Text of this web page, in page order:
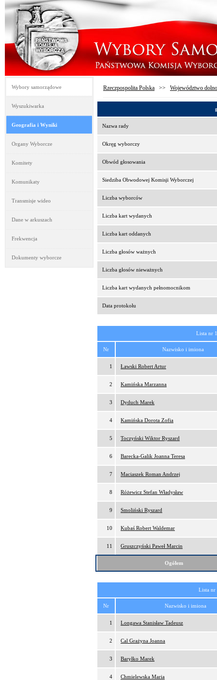
Wybory samorządowe
Wyszukiwarka
Geografia i Wyniki
Organy Wyborcze
Komitety
Komunikaty
Transmisje wideo
Dane w arkuszach
Frekwencja
Dokumenty wyborcze
Rzeczpospolita Polska >> Województwo
Nazwa rady
Okręg wyborczy
Obwód głosowania
Siedziba Obwodowej Komisji Wyborczej
Liczba wyborców
Liczba kart wydanych
Liczba kart oddanych
Liczba głosów ważnych
Liczba głosów nieważnych
Liczba kart wydanych pełnomocnikom
Data protokołu
Lista nr
Nr Nazwisko i imiona
1 Ławski Robert Artur
2 Kamińska Marzanna
3 Dyduch Marek
4 Kamińska Dorota Zofia
5 Toczyński Wiktor Ryszard
6 Barecka-Galik Joanna Teresa
7 Maciaszek Roman Andrzej
8 Różewicz Stefan Władysław
9 Smoliński Ryszard
10 Kubaś Robert Waldemar
11 Gruszczyński Paweł Marcin
Ogółem
Lista
Nr Nazwisko i imiona
1 Longawa Stanisław Tadeusz
2 Cal Grażyna Joanna
3 Baryłko Marek
4 Chmielewska Maria